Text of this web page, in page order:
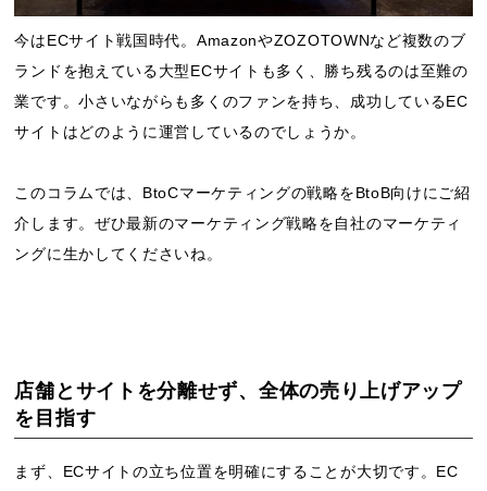
今はECサイト戦国時代。AmazonやZOZOTOWNなど複数のブ
ランドを抱えている大型ECサイトも多く、勝ち残るのは至難の
業です。小さいながらも多くのファンを持ち、成功しているEC
サイトはどのように運営しているのでしょうか。
このコラムでは、BtoCマーケティングの戦略をBtoB向けにご紹
介します。ぜひ最新のマーケティング戦略を自社のマーケティ
ングに生かしてくださいね。
店舗とサイトを分離せず、全体の売り上げアップ
を目指す
まず、ECサイトの立ち位置を明確にすることが大切です。EC